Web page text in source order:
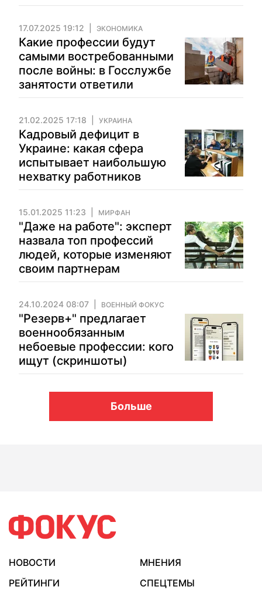
17.07.2025 19:12 ЭКОНОМИКА
Какие профессии будут
самыми востребованными
после войны: в Госслужбе
занятости ответили
21.02.2025 17:18 УКРАИНА
Кадровый дефицит в
Украине: какая сфера
испытывает наибольшую
нехватку работников
15.01.2025 11:23 МИРФАН
"Даже на работе": эксперт
назвала топ профессий
людей, которые изменяют
своим партнерам
24.10.2024 08:07 ВОЕННЫЙ ФОКУС
"Резерв+" предлагает
военнообязанным
небоевые профессии: кого
ищут (скриншоты)
Больше
НОВОСТИ
МНЕНИЯ
РЕЙТИНГИ
СПЕЦТЕМЫ